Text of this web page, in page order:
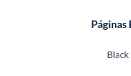
Páginas